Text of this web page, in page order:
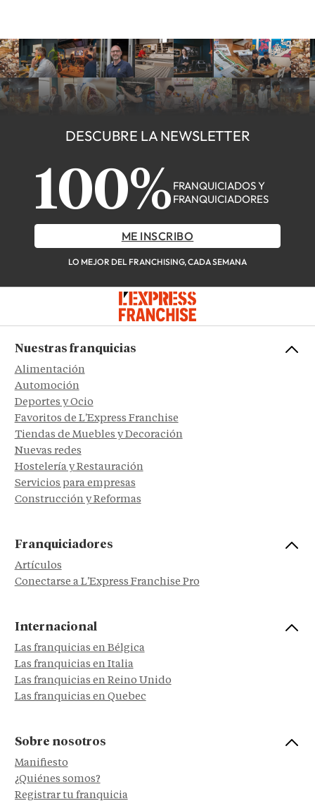
DESCUBRE LA NEWSLETTER
100% FRANQUICIADOS Y
FRANQUICIADORES
ME INSCRIBO
LO MEJOR DEL FRANCHISING, CADA SEMANA
Nuestras franquicias
Alimentación
Automoción
Deportes y Ocio
Favoritos de L'Express Franchise
Tiendas de Muebles y Decoración
Nuevas redes
Hostelería y Restauración
Servicios para empresas
Construcción y Reformas
Franquiciadores
Artículos
Conectarse a L'Express Franchise Pro
Internacional
Las franquicias en Bélgica
Las franquicias en Italia
Las franquicias en Reino Unido
Las franquicias en Quebec
Sobre nosotros
Manifiesto
¿Quiénes somos?
Registrar tu franquicia